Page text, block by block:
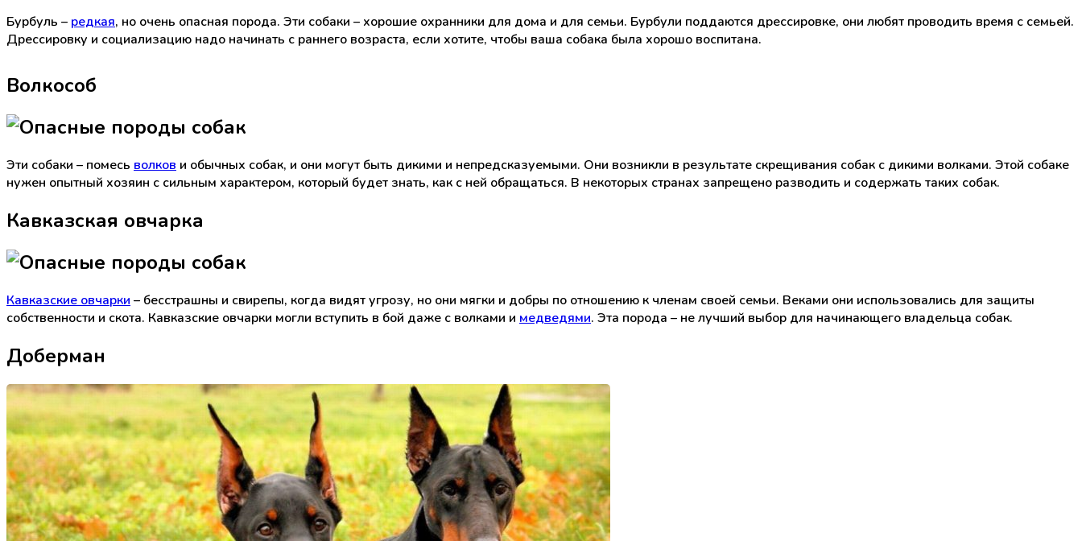
Бурбуль – редкая, но очень опасная порода. Эти собаки – хорошие охранники для дома и для семьи. Бурбули поддаются дрессировке, они любят проводить время с семьей.
Дрессировку и социализацию надо начинать с раннего возраста, если хотите, чтобы ваша собака была хорошо воспитана.
Волкособ
Эти собаки – помесь волков и обычных собак, и они могут быть дикими и непредсказуемыми. Они возникли в результате скрещивания собак с дикими волками. Этой собаке
нужен опытный хозяин с сильным характером, который будет знать, как с ней обращаться. В некоторых странах запрещено разводить и содержать таких собак.
Кавказская овчарка
Кавказские овчарки – бесстрашны и свирепы, когда видят угрозу, но они мягки и добры по отношению к членам своей семьи. Веками они использовались для защиты
собственности и скота. Кавказские овчарки могли вступить в бой даже с волками и медведями. Эта порода – не лучший выбор для начинающего владельца собак.
Доберман